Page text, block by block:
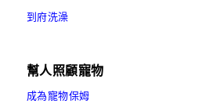
到府洗澡
幫人照顧寵物
成為寵物保姆